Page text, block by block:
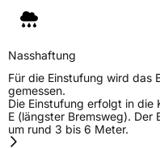
Nasshaftung
Für die Einstufung wird das
gemessen.
Die Einstufung erfolgt in die
E (längster Bremsweg). Der
um rund 3 bis 6 Meter.